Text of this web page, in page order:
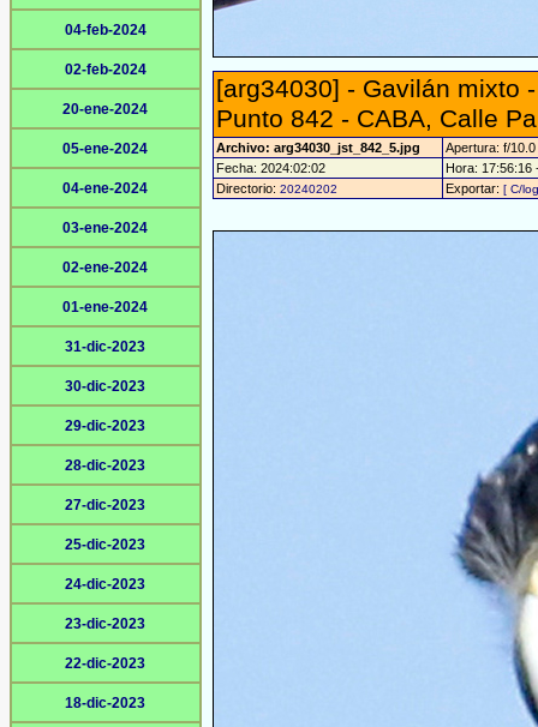
04-feb-2024
02-feb-2024
20-ene-2024
05-ene-2024
04-ene-2024
03-ene-2024
02-ene-2024
01-ene-2024
31-dic-2023
30-dic-2023
29-dic-2023
28-dic-2023
27-dic-2023
25-dic-2023
24-dic-2023
23-dic-2023
22-dic-2023
18-dic-2023
[arg34030] - Gavilán mixto
Punto 842 - CABA, Calle
Archivo: arg34030_jst_842_5.jpg
Apertura: f/10.0
Fecha: 2024:02:02
Hora: 17:56:16
Directorio: 20240202 Exportar: [ C/